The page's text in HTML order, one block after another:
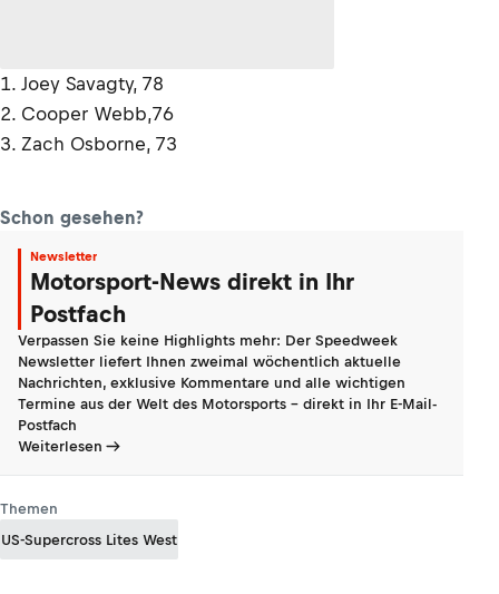
1. Joey Savagty, 78
2. Cooper Webb,76
3. Zach Osborne, 73
Schon gesehen?
Newsletter
Motorsport-News direkt in Ihr
Postfach
Verpassen Sie keine Highlights mehr: Der Speedweek
Newsletter liefert Ihnen zweimal wöchentlich aktuelle
Nachrichten, exklusive Kommentare und alle wichtigen
Termine aus der Welt des Motorsports - direkt in Ihr E-Mail-
Postfach
Weiterlesen
Themen
US-Supercross Lites West